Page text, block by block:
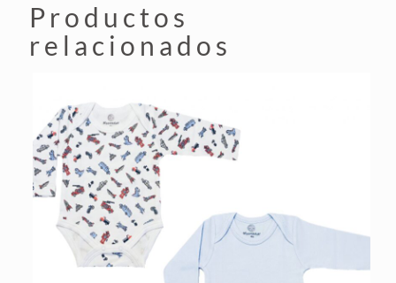
Productos
relacionados